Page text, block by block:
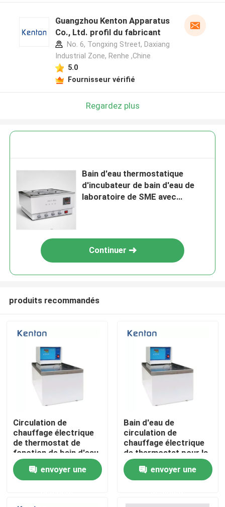
Accueil
A propos de nous
Contacts
Guangzhou Kenton Apparatus
Co., Ltd. profil du fabricant
No. 6, Tongxing Street, Daxiang
Industrial Zone, Renhe ,Chine
5.0
Fournisseur vérifié
Regardez plus
Bain d'eau thermostatique
d'incubateur de bain d'eau de
laboratoire de SME avec
Continuer
produits recommandés
Circulation de
chauffage électrique
de thermostat de
fonction de bain d'eau
multi de laboratoire
envoyer une
Bain d'eau de
circulation de
chauffage électrique
de thermostat pour la
fonction multi de
laboratoireenvoyer une